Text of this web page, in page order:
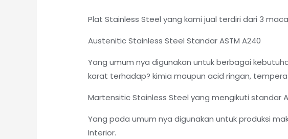
Plat Stainless Steel yang kami jual terdiri dari 3
Austenitic Stainless Steel Standar ASTM A240
Yang umum nya digunakan untuk berbagai
karat terhadap? kimia maupun acid ringan,
Martensitic Stainless Steel yang mengikuti standar
Yang pada umum nya digunakan untuk produksi
Interior.